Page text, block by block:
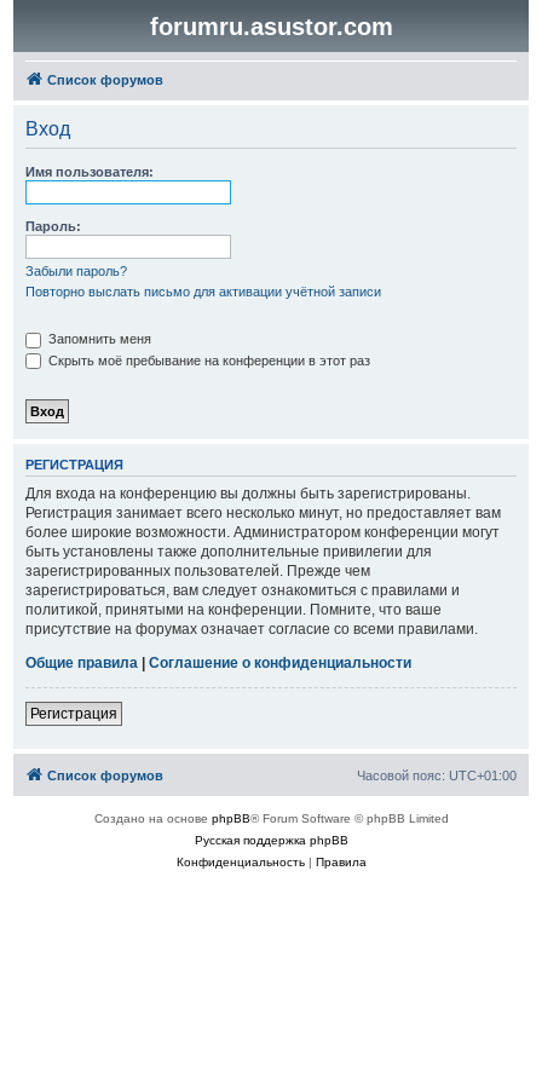
forumru.asustor.com
Список форумов
Вход
Имя пользователя:
Пароль:
Забыли пароль?
Повторно выслать письмо для активации учётной записи
Запомнить меня
Скрыть моё пребывание на конференции в этот раз
РЕГИСТРАЦИЯ
Для входа на конференцию вы должны быть зарегистрированы.
Регистрация занимает всего несколько минут, но предоставляет вам
более широкие возможности. Администратором конференции могут
быть установлены также дополнительные привилегии для
зарегистрированных пользователей. Прежде чем
зарегистрироваться, вам следует ознакомиться с правилами и
политикой, принятыми на конференции. Помните, что ваше
присутствие на форумах означает согласие со всеми правилами.
Общие правила | Соглашение о конфиденциальности
Регистрация
Список форумов Часовой пояс: UTC+01:00
Создано на основе phpBB® Forum Software © phpBB Limited
Русская поддержка phpBB
Конфиденциальность| Правила